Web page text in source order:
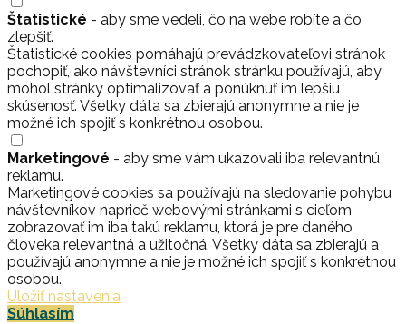
Štatistické - aby sme vedeli, čo na webe robíte a čo
zlepšiť.
Štatistické cookies pomáhajú prevádzkovateľovi stránok
pochopiť, ako návštevníci stránok stránku používajú, aby
mohol stránky optimalizovať a ponúknuť im lepšiu
skúsenosť. Všetky dáta sa zbierajú anonymne a nie je
možné ich spojiť s konkrétnou osobou.
Marketingové - aby sme vám ukazovali iba relevantnú
reklamu.
Marketingové cookies sa používajú na sledovanie pohybu
návštevníkov naprieč webovými stránkami s cieľom
zobrazovať im iba takú reklamu, ktorá je pre daného
človeka relevantná a užitočná. Všetky dáta sa zbierajú a
používajú anonymne a nie je možné ich spojiť s konkrétnou
osobou.
Uložiť nastavenia
Súhlasím